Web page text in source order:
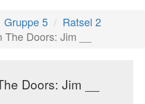
Gruppe 5
Ratsel 2
Doors: Jim __
Doors: Jim __